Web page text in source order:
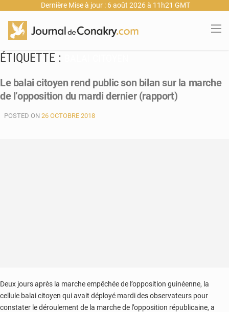
Dernière Mise à jour : 6 août 2026 à 11h21 GMT
ÉTIQUETTE :
Le balai citoyen rend public son bilan sur la marche
de l’opposition du mardi dernier (rapport)
POSTED ON 26 OCTOBRE 2018
Deux jours après la marche empêchée de l’opposition guinéenne, la
cellule balai citoyen qui avait déployé mardi des observateurs pour
constater le déroulement de la marche de l’opposition républicaine, a